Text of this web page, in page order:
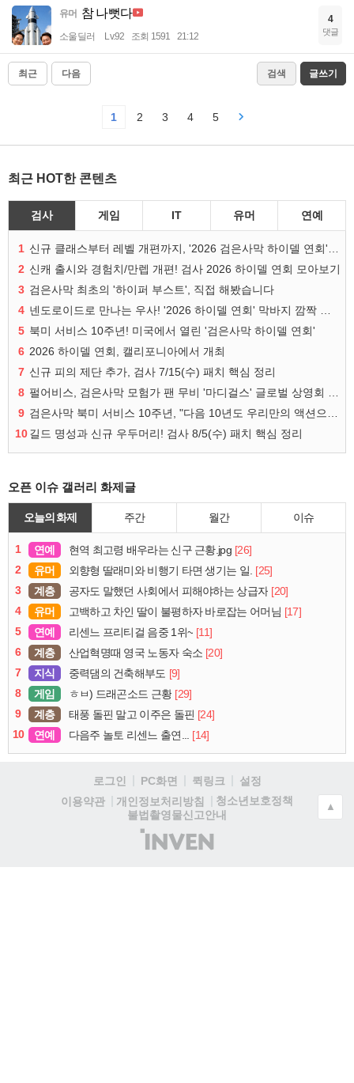
유머 참 나뻣다
소울딜러 Lv.92 조회 1591 21:12
4
댓글
최근 다음 검색 글쓰기
1 2 3 4 5
최근 HOT한 콘텐츠
검사 게임 IT 유머 연예
1
2 신캐 출시와 경험치/만렙 개편! 검사 2026 하이델 연회 모아보기
3 검은사막 최초의 '하이퍼 부스트', 직접 해봤습니다
4
5 북미 서비스 10주년! 미국에서 열린 '검은사막 하이델 연회'
6 2026 하이델 연회, 캘리포니아에서 개최
7 신규 피의 제단 추가, 검사 7/15(수) 패치 핵심 정리
8
9
10길드 명성과 신규 우두머리! 검사 8/5(수) 패치 핵심 정리
오픈 이슈 갤러리 화제글
오늘의 화제 주간 월간 이슈
1 연예 현역 최고령 배우라는 신구 근황.jpg [26]
2
유머 외향형 딸래미와 비행기 타면 생기는 일. [25]
3
계층 공자도 말했던 사회에서 피해야하는 상급자 [20]
4
유머 고백하고 차인 딸이 불평하자 바로잡는 어머님 [17]
5
연예 리센느 프리티걸 음중 1위~ [11]
6
계층 산업혁명때 영국 노동자 숙소 [20]
7
지식 중력댐의 건축해부도 [9]
8
게임 ㅎㅂ) 드래곤소드 근황 [29]
9
계층 태풍 돌핀 말고 이주은 돌핀 [24]
10
연예 다음주 놀토 리센느 출연... [14]
로그인 PC화면 퀵링크
설정
이용약관
개인정보처리방침
청소년보호정책
불법촬영물신고안내
(주)
인
▲